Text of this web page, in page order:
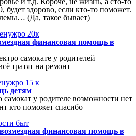
будет здорово, если кто-то поможет.
(Да, такое бывает)
20к
финансовая помощь в
самокате у родителей
тратят на ремонт
15 к
детям
самокат у родителе возможности нет
кто поможет спасибо
быт
финансовая помощь в